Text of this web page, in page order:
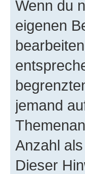
Wenn du
eigenen
jemand
Anzahl
Dieser